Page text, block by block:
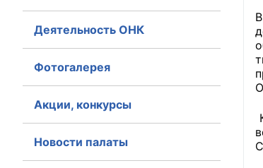
Деятельность ОНК
Фотогалерея
Акции, конкурсы
Новости палаты